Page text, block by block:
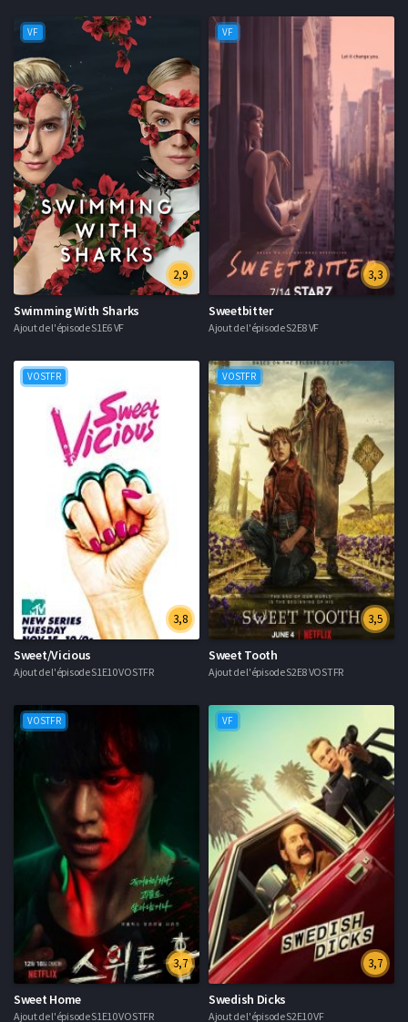
VF
2,9
Swimming With Sharks
Ajout de l'épisode S1E6 VF
VF
3,3
Sweetbitter
Ajout de l'épisode S2E8 VF
VOSTFR
3,8
Sweet/Vicious
Ajout de l'épisode S1E10 VOSTFR
VOSTFR
3,5
Sweet Tooth
Ajout de l'épisode S2E8 VOSTFR
VOSTFR
3,7
Sweet Home
Ajout de l'épisode S1E10 VOSTFR
VF
3,7
Swedish Dicks
Ajout de l'épisode S2E10 VF